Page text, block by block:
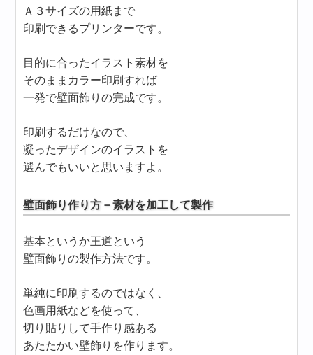
Ａ３サイズの用紙まで
印刷できるプリンターです。
目的に合ったイラスト素材を
そのままカラー印刷すれば
一発で壁面飾りの完成です。
印刷するだけなので、
凝ったデザインのイラストを
選んでもいいと思いますよ。
壁面飾り作り方－素材を加工して製作
基本というか王道という
壁面飾りの製作方法です。
単純に印刷するのではなく、
色画用紙などを使って、
切り貼りして手作り感ある
あたたかい壁飾りを作ります。